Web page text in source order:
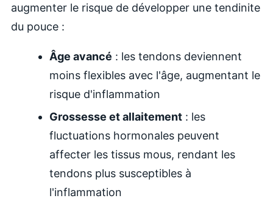
augmenter le risque de développer une tendinite
du pouce :
Âge avancé : les tendons deviennent
moins flexibles avec l'âge, augmentant le
risque d'inflammation
Grossesse et allaitement : les
fluctuations hormonales peuvent
affecter les tissus mous, rendant les
tendons plus susceptibles à
l'inflammation